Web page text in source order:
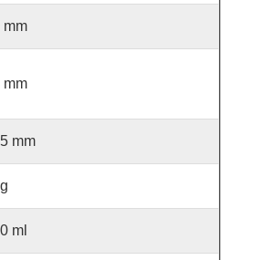
mm
mm
mm
ml